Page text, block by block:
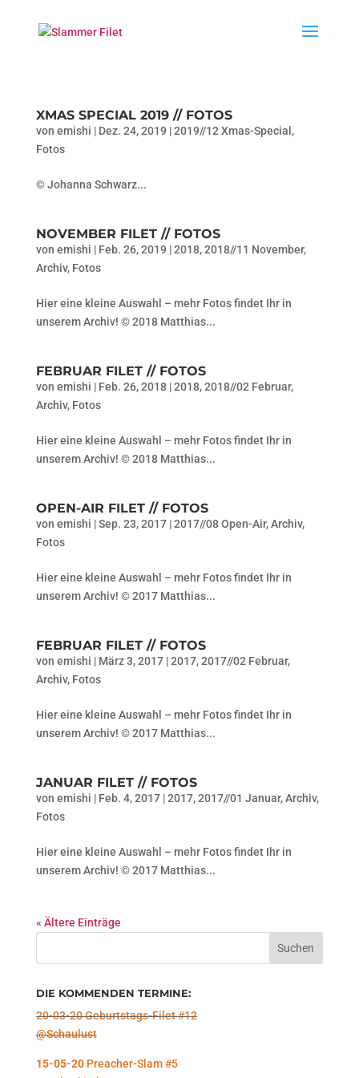
XMAS SPECIAL 2019 // FOTOS
von emishi | Dez. 24, 2019 |2019//12 Xmas-Special ,
Fotos
© Johanna Schwarz...
NOVEMBER FILET // FOTOS
von emishi | Feb. 26, 2019 |2018,2018//11 November,
Archiv, Fotos
Hier eine kleine Auswahl – mehr Fotos findet Ihr in
unserem Archiv! © 2018 Matthias...
FEBRUAR FILET // FOTOS
von emishi | Feb. 26, 2018|2018,2018//02 Februar,
Archiv, Fotos
Hier eine kleine Auswahl – mehr Fotos findet Ihr in
unserem Archiv! © 2018 Matthias...
OPEN-AIR FILET // FOTOS
von emishi |Sep. 23, 2017|2017//08 Open-Air,Archiv,
Fotos
Hier eine kleine Auswahl – mehr Fotos findet Ihr in
unserem Archiv! © 2017 Matthias...
FEBRUAR FILET // FOTOS
von emishi | März 3, 2017|2017,2017//02 Februar,
Archiv, Fotos
Hier eine kleine Auswahl – mehr Fotos findet Ihr in
unserem Archiv! © 2017 Matthias...
JANUAR FILET // FOTOS
von emishi | Feb. 4, 2017|2017,2017//01 Januar,Archiv,
Fotos
Hier eine kleine Auswahl – mehr Fotos findet Ihr in
unserem Archiv! © 2017 Matthias...
« Ältere Einträge
DIE KOMMENDEN TERMINE:
20-03-20 Geburtstags-Filet #12
@Schaulust
15-05-20Preacher-Slam #5